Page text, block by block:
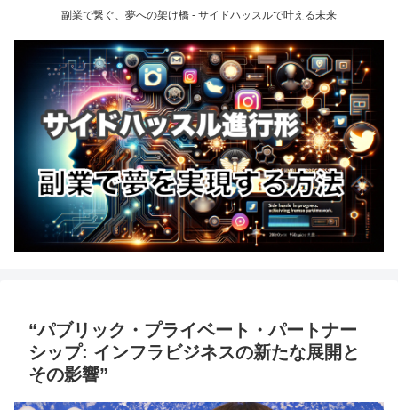
副業で繋ぐ、夢への架け橋 - サイドハッスルで叶える未来
“パブリック・プライベート・パートナー
シップ: インフラビジネスの新たな展開と
その影響”